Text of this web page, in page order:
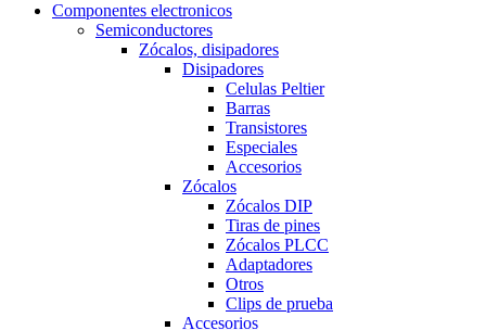
Componentes electronicos
Semiconductores
Zócalos, disipadores
Disipadores
Celulas Peltier
Barras
Transistores
Especiales
Accesorios
Zócalos
Zócalos DIP
Tiras de pines
Zócalos PLCC
Adaptadores
Otros
Clips de prueba
Accesorios